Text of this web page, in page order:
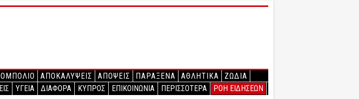
ΑΠΟΚΑΛΥΨΕΙΣ ΑΠΟΨΕΙΣ ΠΑΡΑΞΕΝΑ ΑΘΛΗΤΙΚΑ
ΖΩΔΙΑ
ΥΓΕΙΑ ΔΙΑΦΟΡΑ ΚΥΠΡΟΣ ΕΠΙΚΟΙΝΩΝΙΑ ΠΕΡΙΣΣΟΤΕΡΑ ΡΟΗ ΕΙΔΗΣΕΩΝ